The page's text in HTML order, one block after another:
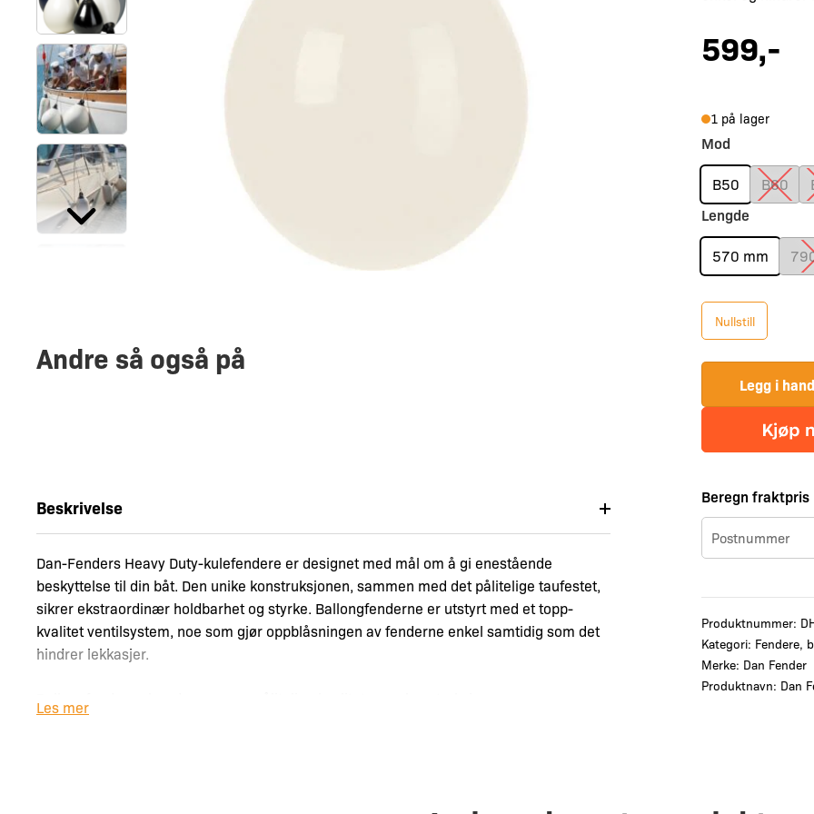
599,-
1 på lager
Mod
B50 B60
Lengde
570 mm
Nullstill
Legg i
Beregn fraktpris
Produktnummer:
Kategori: Fendere,
Merke: Dan Fender
Produktnavn: Dan
Andre så også på
Beskrivelse
Dan-Fenders Heavy Duty-kulefendere er designet med mål om å gi enestående
beskyttelse til din båt. Den unike konstruksjonen, sammen med det pålitelige taufestet,
sikrer ekstraordinær holdbarhet og styrke. Ballongfenderne er utstyrt med et topp-
kvalitet ventilsystem, noe som gjør oppblåsningen av fenderne enkel samtidig som det
hindrer lekkasjer.
Ballongfenderne har den samme pålitelige kvaliteten og konstruksjonen som
kjennetegner Dan-Fenders Heavy Duty-fendere, med forsterkning i taufeste og
Les mer